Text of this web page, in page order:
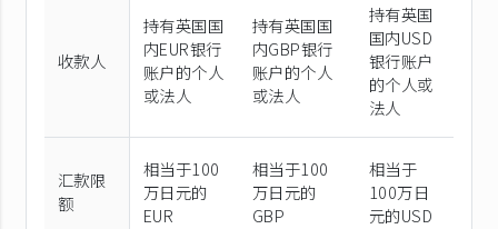
收款人
持有英国国
内EUR银行
账户的个人
或法人
持有英国国
内GBP银行
账户的个人
或法人
持有英国
国内USD
银行账户
的个人或
法人
汇款限
额
相当于100
万日元的
EUR
相当于100
万日元的
GBP
相当于
100万日
元的USD